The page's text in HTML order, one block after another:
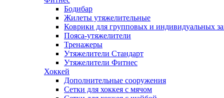
Бодибар
Жилеты утяжелительные
Коврики для групповых и индивидуальных
Пояса-утяжелители
Тренажеры
Утяжелители Стандарт
Утяжелители Фитнес
Хоккей
Дополнительные сооружения
Сетки для хоккея с мячом